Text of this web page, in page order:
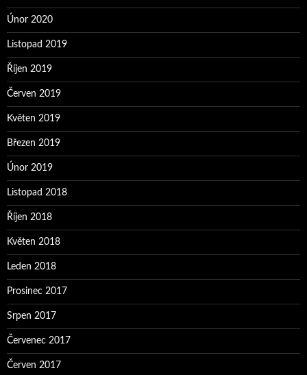
Únor 2020
Listopad 2019
Říjen 2019
Červen 2019
Květen 2019
Březen 2019
Únor 2019
Listopad 2018
Říjen 2018
Květen 2018
Leden 2018
Prosinec 2017
Srpen 2017
Červenec 2017
Červen 2017